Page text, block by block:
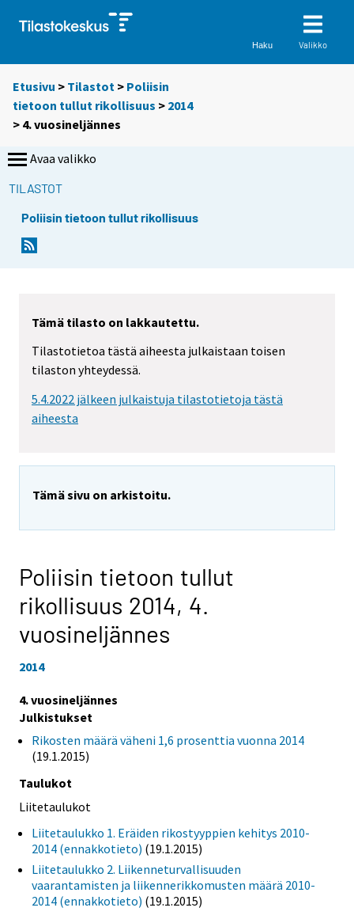
Haku Valikko
Etusivu > Tilastot > Poliisin
tietoon tullut rikollisuus > 2014
> 4. vuosineljännes
Avaa valikko
TILASTOT
Poliisin tietoon tullut rikollisuus
Tämä tilasto on lakkautettu.
Tilastotietoa tästä aiheesta julkaistaan toisen
tilaston yhteydessä.
5.4.2022 jälkeen julkaistuja tilastotietoja tästä
aiheesta
Tämä sivu on arkistoitu.
Poliisin tietoon tullut
rikollisuus 2014, 4.
vuosineljännes
2014
4. vuosineljännes
Julkistukset
Rikosten määrä väheni 1,6 prosenttia vuonna 2014
(19.1.2015)
Taulukot
Liitetaulukot
Liitetaulukko 1. Eräiden rikostyyppien kehitys 2010-
2014 (ennakkotieto) (19.1.2015)
Liitetaulukko 2. Liikenneturvallisuuden
vaarantamisten ja liikennerikkomusten määrä 2010-
2014 (ennakkotieto) (19.1.2015)